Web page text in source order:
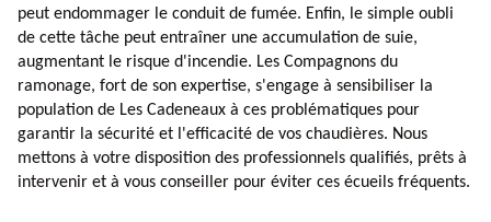
peut endommager le conduit de fumée. Enfin, le simple oubli
de cette tâche peut entraîner une accumulation de suie,
augmentant le risque d'incendie. Les Compagnons du
ramonage, fort de son expertise, s'engage à sensibiliser la
population de Les Cadeneaux à ces problématiques pour
garantir la sécurité et l'efficacité de vos chaudières. Nous
mettons à votre disposition des professionnels qualifiés, prêts à
intervenir et à vous conseiller pour éviter ces écueils fréquents.